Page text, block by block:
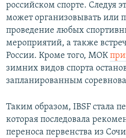
российском спорте. Следуя
может организовывать или
проведение любых
мероприятий, а также
России. Кроме того, МОК
зимних видов спорта
запланированным
Таким образом, IBSF стала
которая последовала
переноса первенства из